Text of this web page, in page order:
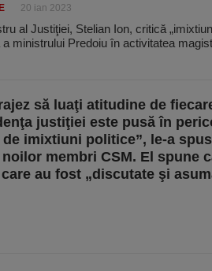
20 ian 2023
al Justiţiei, Stelian Ion, critică
a ministrului Predoiu în activitatea
să luaţi atitudine de
justiţiei este pusă în
imixtiuni politice”, le-a
membri CSM. El spune
au fost „discutate şi